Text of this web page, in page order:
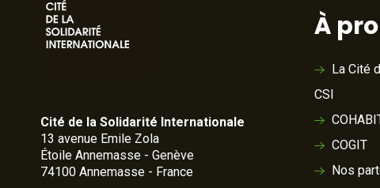
Cité de la Solidarité Internationale
13 avenue Emile Zola
Étoile Annemasse - Genève
74100 Annemasse - France
À
La Cité
CSI
COGIT
Nos